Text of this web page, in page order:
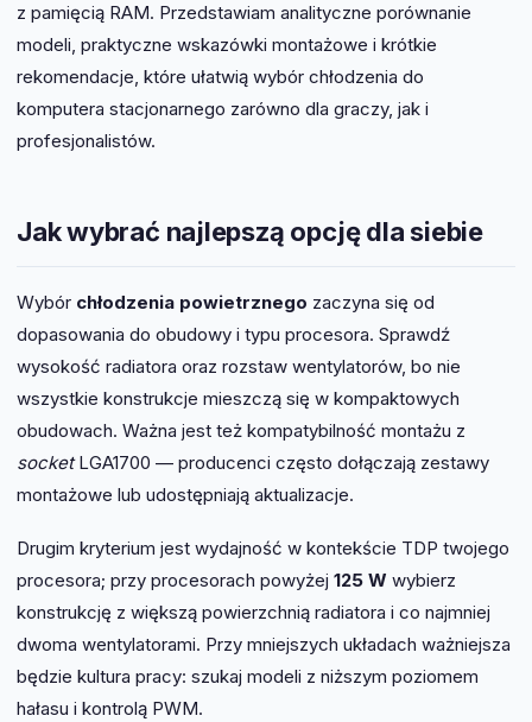
z pamięcią RAM. Przedstawiam analityczne porównanie
modeli, praktyczne wskazówki montażowe i krótkie
rekomendacje, które ułatwią wybór chłodzenia do
komputera stacjonarnego zarówno dla graczy, jak i
profesjonalistów.
Jak wybrać najlepszą opcję dla siebie
Wybór chłodzenia powietrznego zaczyna się od
dopasowania do obudowy i typu procesora. Sprawdź
wysokość radiatora oraz rozstaw wentylatorów, bo nie
wszystkie konstrukcje mieszczą się w kompaktowych
obudowach. Ważna jest też kompatybilność montażu z
socketLGA1700 — producenci często dołączają zestawy
montażowe lub udostępniają aktualizacje.
Drugim kryterium jest wydajność w kontekście TDP twojego
procesora; przy procesorach powyżej 125 W wybierz
konstrukcję z większą powierzchnią radiatora i co najmniej
dwoma wentylatorami. Przy mniejszych układach ważniejsza
będzie kultura pracy: szukaj modeli z niższym poziomem
hałasu i kontrolą PWM.